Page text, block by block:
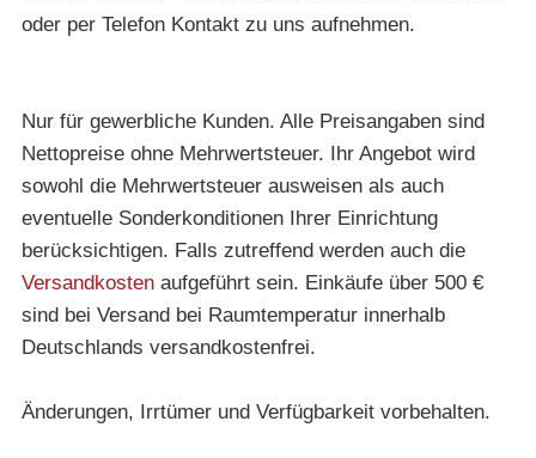
oder per Telefon Kontakt zu uns aufnehmen.
Nur für gewerbliche Kunden. Alle Preisangaben sind
Nettopreise ohne Mehrwertsteuer. Ihr Angebot wird
sowohl die Mehrwertsteuer ausweisen als auch
eventuelle Sonderkonditionen Ihrer Einrichtung
berücksichtigen. Falls zutreffend werden auch die
Versandkostenaufgeführt sein. Einkäufe über 500 €
sind bei Versand bei Raumtemperatur innerhalb
Deutschlands versandkostenfrei.
Änderungen, Irrtümer und Verfügbarkeit vorbehalten.